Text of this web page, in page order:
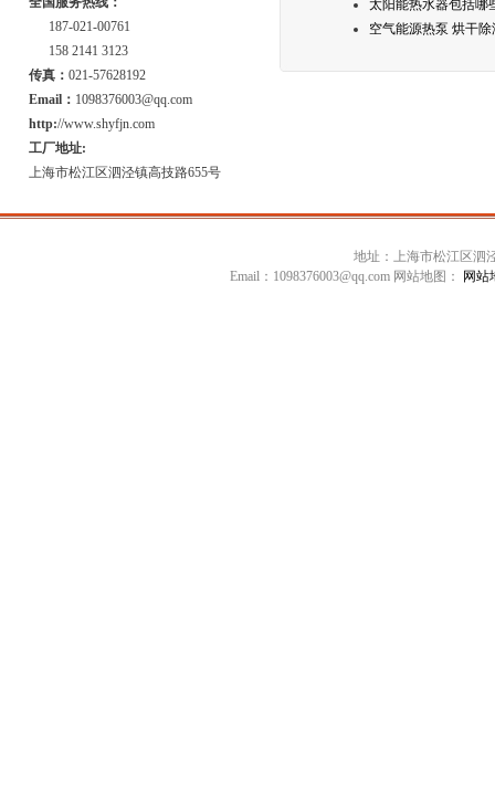
187-021-00761
158 2141 3123
传真： 021-57628192
Email： 1098376003@qq.com
http://www.shyfjn.com
工厂地址:
上海市松江区泗泾镇高技路655号
太阳能热水器包括哪
空气能源热泵 烘干
地址：上海市松江区泗泾
Email：1098376003@qq.com 网站地图：
网站